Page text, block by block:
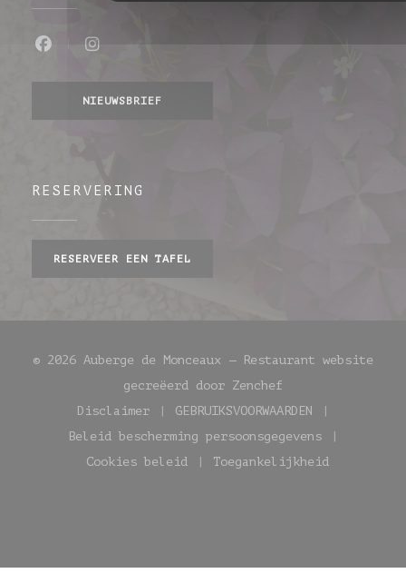
NIEUWSBRIEF
RESERVERING
RESERVEER EEN TAFEL
© 2026 Auberge de Monceaux — Restaurant website
gecreëerd door Zenchef
Disclaimer
GEBRUIKSVOORWAARDEN
Beleid bescherming persoonsgegevens
((opent in een nieuw
Cookies beleid
((opent in een nieuw venster))
Toegankelijkheid
((opent in een